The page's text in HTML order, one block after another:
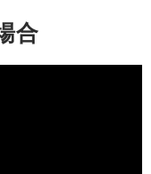
合